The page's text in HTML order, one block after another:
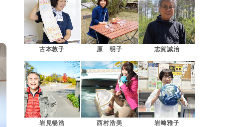
古本敦子 原 明子 志賀誠治
岩見暢浩 西村浩美 岩﨑雅子